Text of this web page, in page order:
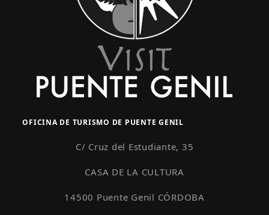
OFICINA DE TURISMO DE PUENTE GENIL
C/ Cruz del Estudiante, 35
CASA DE LA CULTURA
14500 Puente Genil CÓRDOBA